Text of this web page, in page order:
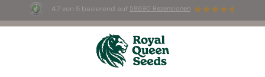
4.7 von 5 basierend auf 58690 Rezensionen
☀️ Sommer-Sale: Bis zu 50 % Rabatt
auf ausgewählte Produkte! ⏤